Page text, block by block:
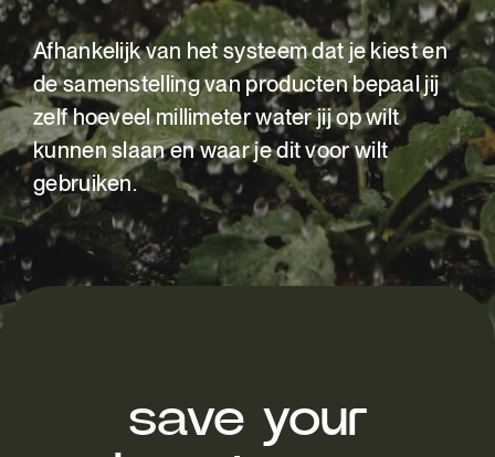
Afhankelijk van het systeem dat je kiest en
de samenstelling van producten bepaal jij
zelf hoeveel millimeter water jij op wilt
kunnen slaan en waar je dit voor wilt
gebruiken.
save your